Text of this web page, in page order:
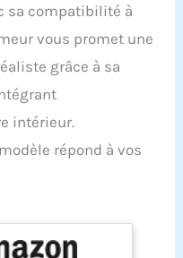
sa compatibilité à
vous promet une
grâce à sa
intérieur.
répond à vos